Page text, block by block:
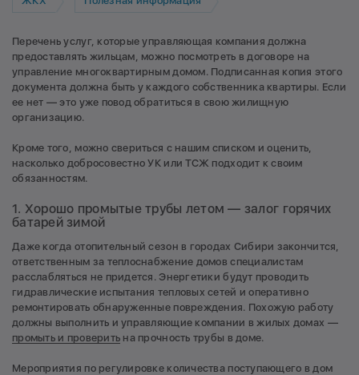
Перечень услуг, которые управляющая компания должна
предоставлять жильцам, можно посмотреть в договоре на
управление многоквартирным домом. Подписанная копия этого
документа должна быть у каждого собственника квартиры. Если
ее нет — это уже повод обратиться в свою жилищную
организацию.
Кроме того, можно свериться с нашим списком и оценить,
насколько добросовестно УК или ТСЖ подходит к своим
обязанностям.
1. Хорошо промытые трубы летом — залог горячих
батарей зимой
Даже когда отопительный сезон в городах Сибири закончится,
ответственным за теплоснабжение домов специалистам
расслабляться не придется. Энергетики будут проводить
гидравлические испытания тепловых сетей и оперативно
ремонтировать обнаруженные повреждения. Похожую работу
должны выполнить и управляющие компании в жилых домах —
промыть и проверить на прочность трубы в доме.
Мероприятия по регулировке количества поступающего в дом